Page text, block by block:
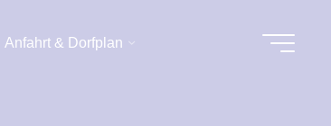
Anfahrt & Dorfplan